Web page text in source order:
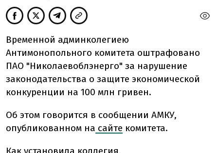
Временной админколегиею
Антимонопольного комитета оштрафовано
ПАО "Николаевоблэнерго" за нарушение
законодательства о защите экономической
конкуренции на 100 млн гривен.
Об этом говорится в сообщении АМКУ,
опубликованном на сайте комитета.